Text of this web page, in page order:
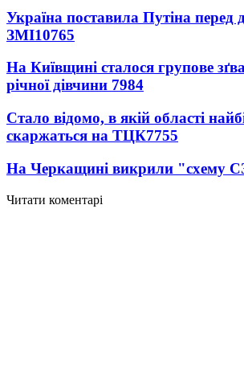
Україна поставила Путіна перед
ЗМІ10765
На Київщині сталося групове
річної дівчини 7984
Стало відомо, в якій області
скаржаться на ТЦК7755
На Черкащині викрили "схему
Читати коментарі